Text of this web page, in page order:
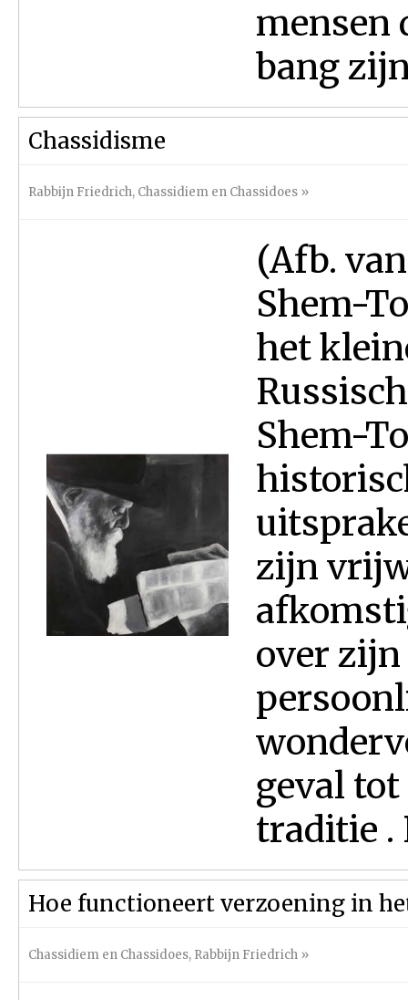
mensen
bang
Chassidisme
Rabbijn Friedrich, Chassidiem en Chassidoes »
(Afb.
Shem-
het
Shem-
zijn
over
geval tot
traditie .
Hoe functioneert verzoening in
Chassidiem en Chassidoes, Rabbijn Friedrich »